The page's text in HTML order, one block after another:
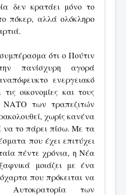
δεν κρατάει μόνο το
πόκερ, αλλά ολόκληρο
ότι ο Πούτιν
πανίσχυρη αγορά
ενεργειακό
οικονομίες και τους
ΝΑΤΟ των τραπεζιτών
χωρίς κανένα
να το πάρει πίσω. Με τα
που έχει επιτύχει
πέντε χρόνια, η Νέα
μοιάζει με ένα
που πρόκειται να
Αυτοκρατορία των